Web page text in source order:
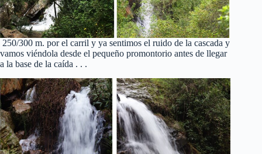
250/300 m. por el carril y ya sentimos el ruido de la cascada y
vamos viéndola desde el pequeño promontorio antes de llegar
a la base de la caída . . .